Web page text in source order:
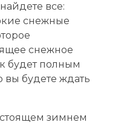
все:
снежные
снежное
будет полным
вы будете ждать
зимнем